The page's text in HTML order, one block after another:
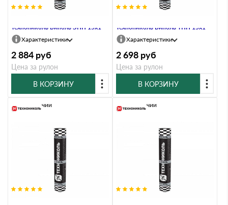
Технониколь Биполь ЭПП 15х1
Характеристики
2 884 руб
Цена за рулон
В КОРЗИНУ
Технониколь Биполь ТПП 15х1
Характеристики
2 698 руб
Цена за рулон
В КОРЗИНУ
В наличии В наличии